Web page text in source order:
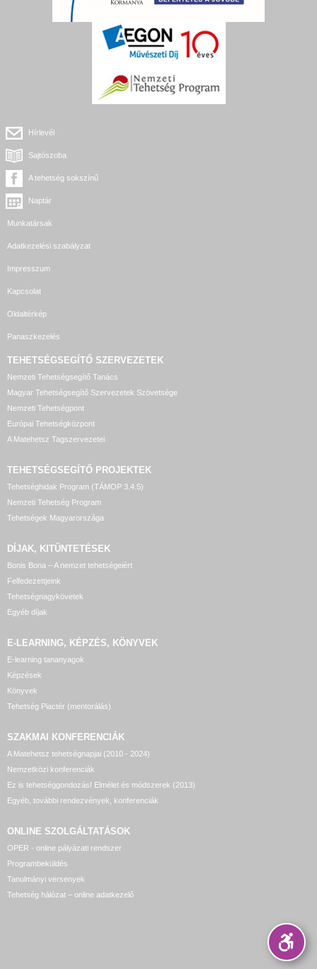
Hírlevél
Sajtószoba
A tehetség sokszínű
Naptár
Munkatársak
Adatkezelési szabályzat
Impresszum
Kapcsolat
Oldaltérkép
Panaszkezelés
TEHETSÉGSEGÍTŐ SZERVEZETEK
Nemzeti Tehetségsegítő Tanács
Magyar Tehetségsegítő Szervezetek Szövetsége
Nemzeti Tehetségpont
Európai Tehetségközpont
A Matehetsz Tagszervezetei
TEHETSÉGSEGÍTŐ PROJEKTEK
Tehetséghidak Program (TÁMOP 3.4.5)
Nemzeti Tehetség Program
Tehetségek Magyarországa
DÍJAK, KITÜNTETÉSEK
Bonis Bona – A nemzet tehetségeiért
Felfedezettjeink
Tehetségnagykövetek
Egyéb díjak
E-LEARNING, KÉPZÉS, KÖNYVEK
E-learning tananyagok
Képzések
Könyvek
Tehetség Piactér (mentorálás)
SZAKMAI KONFERENCIÁK
A Matehetsz tehetségnapjai (2010 - 2024)
Nemzetközi konferenciák
Ez is tehetséggondozás! Elmélet és módszerek (2013)
Egyéb, további rendezvények, konferenciák
ONLINE SZOLGÁLTATÁSOK
OPER - online pályázati rendszer
Programbeküldés
Tanulmányi versenyek
Tehetség hálózat – online adatkezelő